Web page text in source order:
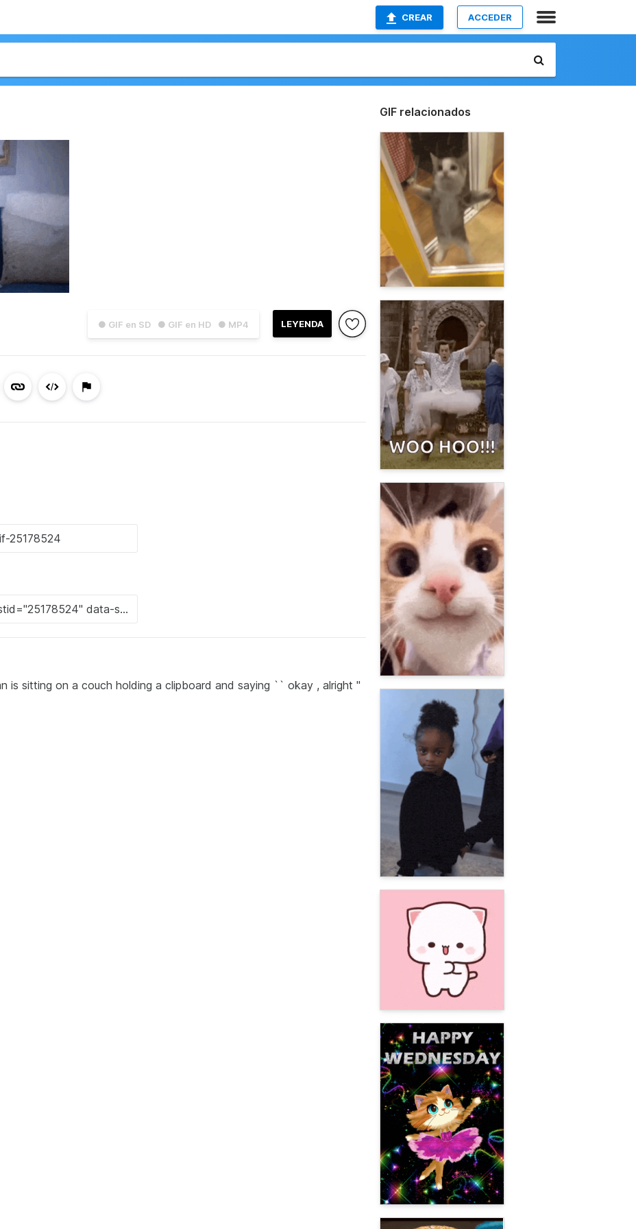
CREAR ACCEDER
● GIF en SD ● GIF en HD ● MP4 LEYENDA
is sitting on a couch holding a clipboard and saying `` okay , alright ''
GIF relacionados